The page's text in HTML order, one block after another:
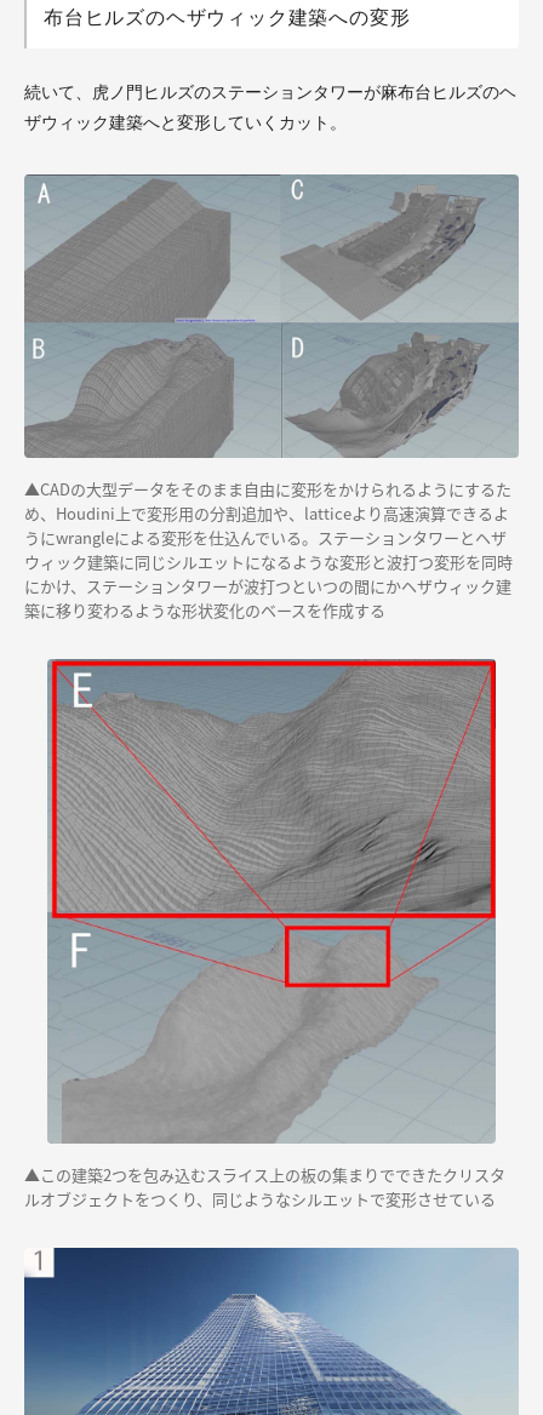
布台ヒルズのヘザウィック建築への変形
続いて、虎ノ門ヒルズのステーションタワーが麻布台ヒルズのヘ
ザウィック建築へと変形していくカット。
▲CADの大型データをそのまま自由に変形をかけられるようにするた
め、Houdini 上で変形用の分割追加や、latticeより高速演算できるよ
うにwrangleによる変形を仕込んでいる。ステーションタワーとヘザ
ウィック建築に同じシルエットになるような変形と波打つ変形を同時
にかけ、ステーションタワーが波打つといつの間にかヘザウィック建
築に移り変わるような形状変化のベースを作成する
▲この建築2つを包み込むスライス上の板の集まりでできたクリスタ
ルオブジェクトをつくり、同じようなシルエットで変形させている